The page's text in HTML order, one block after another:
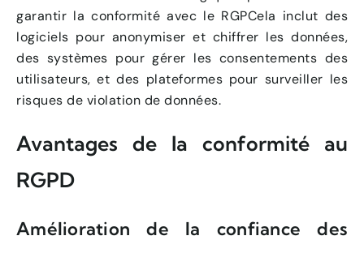
garantir la conformité avec le RGPCela inclut des
logiciels pour anonymiser et chiffrer les données,
des systèmes pour gérer les consentements des
utilisateurs, et des plateformes pour surveiller les
risques de violation de données.
Avantages de la conformité au
RGPD
Amélioration de la confiance des